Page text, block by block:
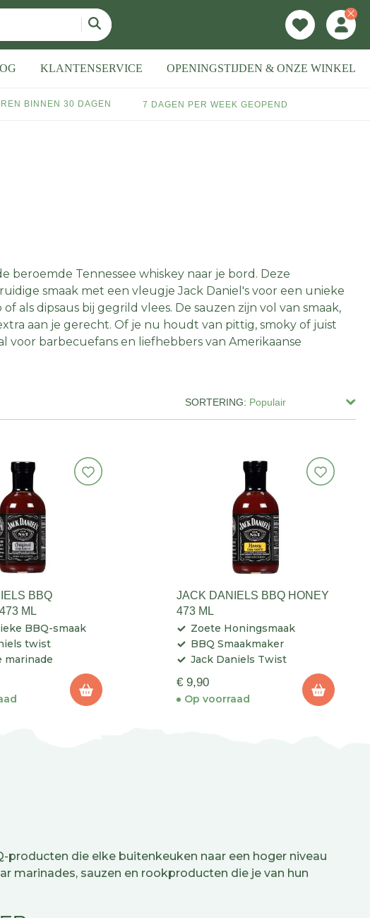
KLANTENSERVICE OPENINGSTIJDEN & ONZE WINKEL
BINNEN 30 DAGEN 7 DAGEN PER WEEK GEOPEND
beroemde Tennessee whiskey naar je bord. Deze
smaak met een vleugje Jack Daniel's voor een unieke
als dipsaus bij gegrild vlees. De sauzen zijn vol van smaak,
aan je gerecht. Of je nu houdt van pittig, smoky of juist
voor barbecuefans en liefhebbers van Amerikaanse
SORTERING:
BBQ
ML
BBQ-smaak
twist
marinade
JACK DANIELS BBQ HONEY
473 ML
Zoete Honingsmaak
BBQ Smaakmaker
Jack Daniels Twist
€ 9,90
Op voorraad
producten die elke buitenkeuken naar een hoger niveau
marinades, sauzen en rookproducten die je van hun